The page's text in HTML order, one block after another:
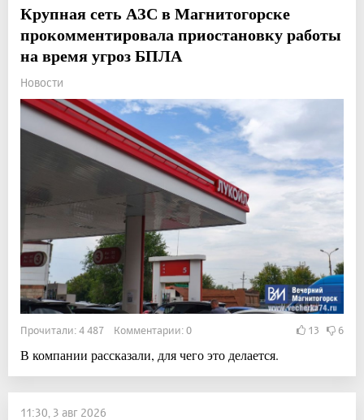
Крупная сеть АЗС в Магнитогорске
прокомментировала приостановку работы
на время угроз БПЛА
Новости
Прочитали: 4 487 Комментарии: 0 13 6
В компании рассказали, для чего это делается.
11:30, 3 авг 2026